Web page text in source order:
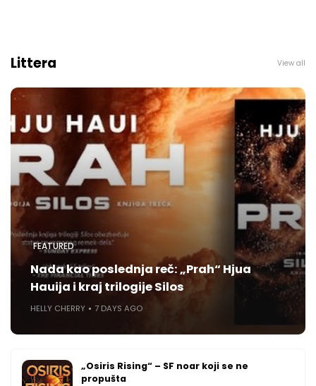
Littera View all
FEATURED
Nada kao poslednja reč: „Prah“ Hjua
Hauija i kraj trilogije Silos
HELLY CHERRY 7 DAYS AGO
„Osiris Rising“ – SF noar koji se ne
propušta